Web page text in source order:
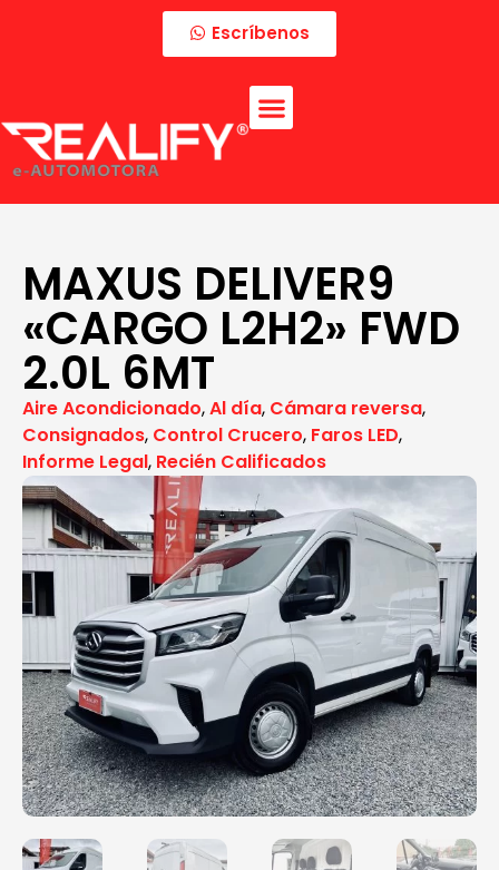
Escríbenos
MAXUS DELIVER9
«CARGO L2H2» FWD
2.0L 6MT
Aire Acondicionado,Al día, Cámara reversa,
Consignados, Control Crucero, Faros LED,
Informe Legal, Recién Calificados